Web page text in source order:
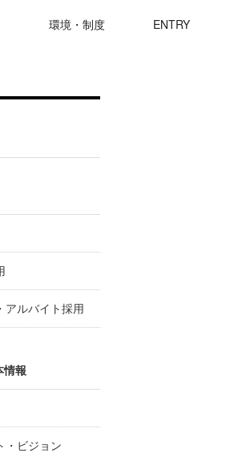
5分でわかるDONUTS
新規事業への取り組み
環境・制度
エンジニアの開発環境
ENTRY
キャリア採用
アルバイト採用
情報
・ビジョン